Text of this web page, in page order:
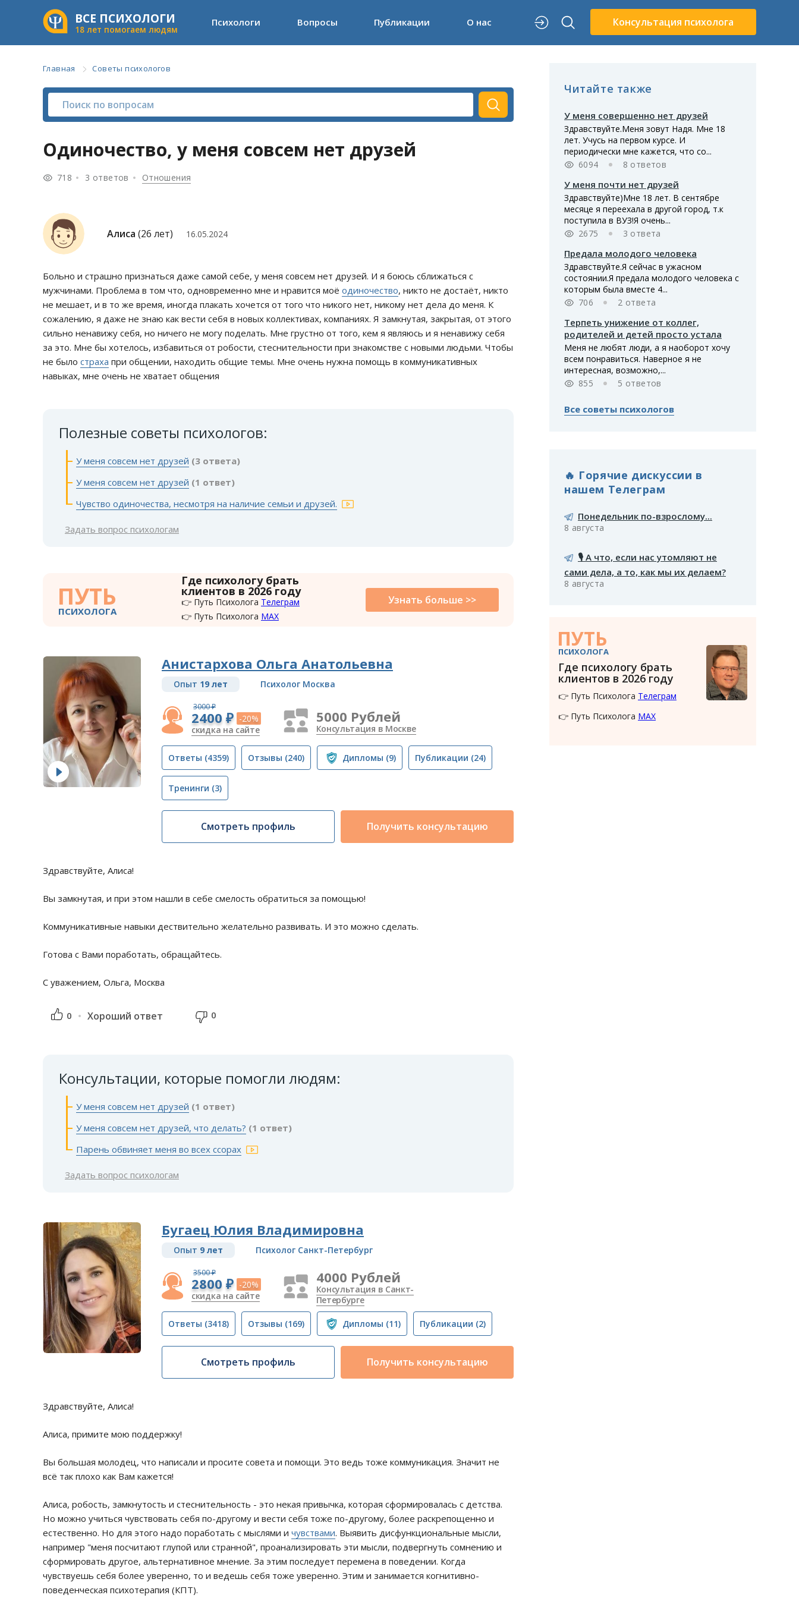
ВСЕ ПСИХОЛОГИ
18 лет помогаем людям
Психологи Вопросы Публикации О нас Консультация психолога
Главная Советы психологов
Одиночество, у меня совсем нет друзей
718 3 ответов Отношения
Алиса (26 лет) 16.05.2024
Больно и страшно признаться даже самой себе, у меня совсем нет друзей. И я боюсь сближаться с
мужчинами. Проблема в том что, одновременно мне и нравится моё одиночество, никто не достаёт, никто
не мешает, и в то же время, иногда плакать хочется от того что никого нет, никому нет дела до меня. К
сожалению, я даже не знаю как вести себя в новых коллективах, компаниях. Я замкнутая, закрытая, от этого
сильно ненавижу себя, но ничего не могу поделать. Мне грустно от того, кем я являюсь и я ненавижу себя
за это. Мне бы хотелось, избавиться от робости, стеснительности при знакомстве с новыми людьми. Чтобы
не было страха при общении, находить общие темы. Мне очень нужна помощь в коммуникативных
навыках, мне очень не хватает общения
Полезные советы психологов:
У меня совсем нет друзей (3 ответа)
У меня совсем нет друзей (1 ответ)
Чувство одиночества, несмотря на наличие семьи и друзей.
Задать вопрос психологам
ПУТЬ
ПСИХОЛОГА
Где психологу брать
клиентов в 2026 году
👉 Путь Психолога Телеграм
👉 Путь Психолога MAX
Узнать больше >>
Анистархова Ольга Анатольевна
Опыт 19 лет Психолог Москва
3000 ₽
2400 ₽ -20%
скидка на сайте
5000 Рублей
Консультация в Москве
Ответы (4359) Отзывы (240) Дипломы (9) Публикации (24)
Тренинги (3)
Смотреть профиль Получить консультацию
Здравствуйте, Алиса!
Вы замкнутая, и при этом нашли в себе смелость обратиться за помощью!
Коммуникативные навыки дествительно желательно развивать. И это можно сделать.
Готова с Вами поработать, обращайтесь.
С уважением, Ольга, Москва
0 Хороший ответ 0
Консультации, которые помогли людям:
У меня совсем нет друзей (1 ответ)
У меня совсем нет друзей, что делать? (1 ответ)
Парень обвиняет меня во всех ссорах
Задать вопрос психологам
Бугаец Юлия Владимировна
Опыт 9 лет Психолог Санкт-Петербург
3500 ₽
2800 ₽ -20%
скидка на сайте
4000 Рублей
Консультация в Санкт-
Петербурге
Ответы (3418) Отзывы (169) Дипломы (11) Публикации (2)
Смотреть профиль Получить консультацию
Здравствуйте, Алиса!
Алиса, примите мою поддержку!
Вы большая молодец, что написали и просите совета и помощи. Это ведь тоже коммуникация. Значит не
всё так плохо как Вам кажется!
Алиса, робость, замкнутость и стеснительность - это некая привычка, которая сформировалась с детства.
Но можно учиться чувствовать себя по-другому и вести себя тоже по-другому, более раскрепощенно и
естественно. Но для этого надо поработать с мыслями и чувствами. Выявить дисфункциональные мысли,
например "меня посчитают глупой или странной", проанализировать эти мысли, подвергнуть сомнению и
сформировать другое, альтернативное мнение. За этим последует перемена в поведении. Когда
чувствуешь себя более уверенно, то и ведешь себя тоже уверенно. Этим и занимается когнитивно-
поведенческая психотерапия (КПТ).
Читайте также
У меня совершенно нет друзей
Здравствуйте.Меня зовут Надя. Мне 18
лет. Учусь на первом курсе. И
периодически мне кажется, что со...
6094
8 ответов
У меня почти нет друзей
Здравствуйте)Мне 18 лет. В сентябре
месяце я переехала в другой город, т.к
поступила в ВУЗ!Я очень...
2675
3 ответа
Предала молодого человека
Здравствуйте.Я сейчас в ужасном
состоянии.Я предала молодого человека с
которым была вместе 4...
706
2 ответа
Терпеть унижение от коллег,
родителей и детей просто устала
Меня не любят люди, а я наоборот хочу
всем понравиться. Наверное я не
интересная, возможно,...
855
5 ответов
Все советы психологов
🔥 Горячие дискуссии в
нашем Телеграм
Понедельник по-взрослому...
8 августа
🎙️ А что, если нас утомляют не
сами дела, а то, как мы их делаем?
8 августа
ПУТЬ
ПСИХОЛОГА
Где психологу брать
клиентов в 2026 году
👉 Путь Психолога Телеграм
👉 Путь Психолога MAX